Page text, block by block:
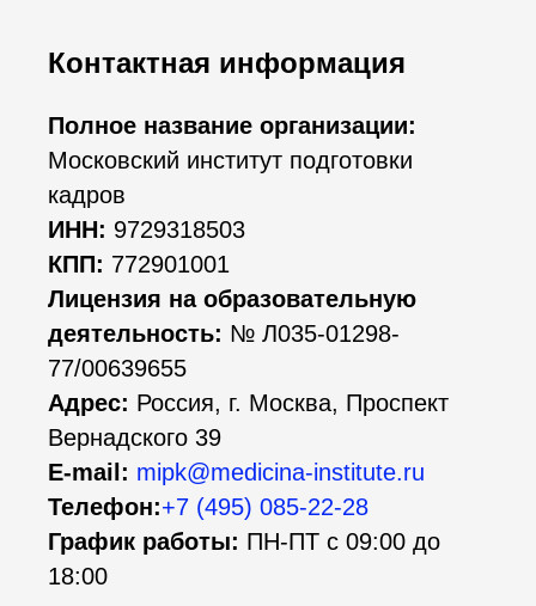
Контактная информация
Полное название организации:
Московский институт подготовки
кадров
ИНН: 9729318503
КПП: 772901001
Лицензия на образовательную
деятельность: № Л035-01298-
77/00639655
Адрес: Россия, г. Москва, Проспект
Вернадского 39
E-mail: mipk@medicina-institute.ru
Телефон:+7 (495) 085-22-28
График работы: ПН-ПТ с 09:00 до
18:00